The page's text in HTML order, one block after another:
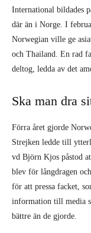
International bildades
där än i Norge. I
Norwegian ville ge
och Thailand. En rad
deltog, ledda av det
Ska man dra
Förra året gjorde
Strejken ledde till
vd Björn Kjos påstod
blev för långdragen
för att pressa facket,
information till media
bättre än de gjorde.